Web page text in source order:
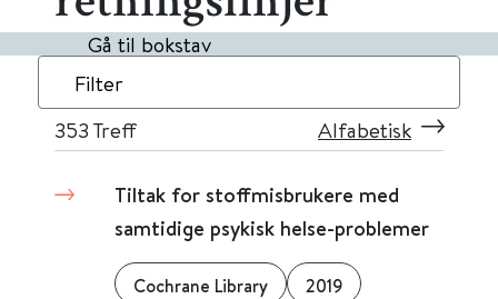
Gå til bokstav
Filter
353 Treff Alfabetisk
Tiltak for stoffmisbrukere med
samtidige psykisk helse-problemer
Cochrane Library 2019